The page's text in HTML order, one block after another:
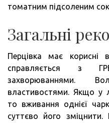
томатним підсоленим
Загальні
Перцівка має корисні
справляється з
захворюваннями.
властивостями. Якщо у
то вживання однієї
суттєво його